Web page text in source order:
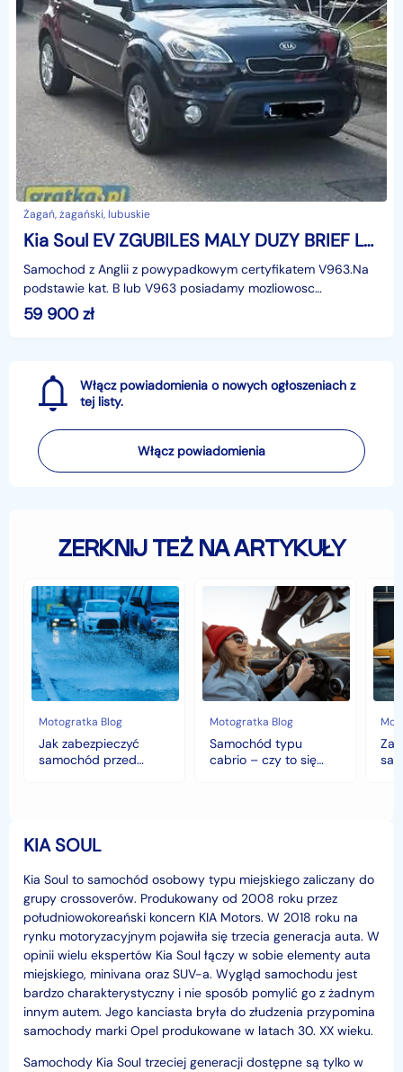
Żagań, żagański, lubuskie
Kia Soul EV ZGUBILES MALY DUZY BRIEF LUBich BRAK WYROBIMY NOWE
Samochod z Anglii z powypadkowym certyfikatem V963.Na
podstawie kat. B lub V963 posiadamy mozliowosc
zarejestrowania samochodu w Niemczech (niemieckie Briefy)
n
59 900zł
Włącz powiadomienia o nowych ogłoszeniach z
tej listy.
Włącz powiadomienia
ZERKNIJ TEŻ NA ARTYKUŁY
Jak
zabezpieczyć
samochód
przed
jesiennymi
chłodami
i
deszczem?
Motogratka Blog
Jak zabezpieczyć
samochód przed
Samochód
cabrio
–
czy
to
się
opłaca
w
polskim
klimacie?
Motogratka Blog
Samochód typu
cabrio – czy to się
czyli
KIA SOUL
Kia Soul to samochód osobowy typu miejskiego zaliczany do
grupy crossoverów. Produkowany od 2008 roku przez
południowokoreański koncern KIA Motors. W 2018 roku na
rynku motoryzacyjnym pojawiła się trzecia generacja auta. W
opinii wielu ekspertów Kia Soul łączy w sobie elementy auta
miejskiego, minivana oraz SUV-a. Wygląd samochodu jest
bardzo charakterystyczny i nie sposób pomylić go z żadnym
innym autem. Jego kanciasta bryła do złudzenia przypomina
samochody marki Opel produkowane w latach 30. XX wieku.
Samochody Kia Soul trzeciej generacji dostępne są tylko w